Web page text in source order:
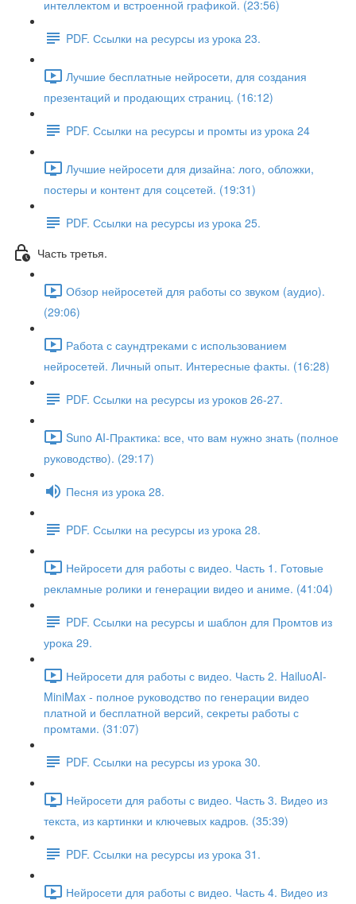
интеллектом и встроенной графикой. (23:56)
PDF. Ссылки на ресурсы из урока 23.
Лучшие бесплатные нейросети, для создания
презентаций и продающих страниц. (16:12)
PDF. Ссылки на ресурсы и промты из урока 24
Лучшие нейросети для дизайна: лого, обложки,
постеры и контент для соцсетей. (19:31)
PDF. Ссылки на ресурсы из урока 25.
Часть третья.
Обзор нейросетей для работы со звуком (аудио).
(29:06)
Работа с саундтреками с использованием
нейросетей. Личный опыт. Интересные факты. (16:28)
PDF. Ссылки на ресурсы из уроков 26-27.
Suno AI-Практика: все, что вам нужно знать (полное
руководство). (29:17)
Песня из урока 28.
PDF. Ссылки на ресурсы из урока 28.
Нейросети для работы с видео. Часть 1. Готовые
рекламные ролики и генерации видео и аниме. (41:04)
PDF. Ссылки на ресурсы и шаблон для Промтов из
урока 29.
Нейросети для работы с видео. Часть 2. HailuoAI-
MiniMax - полное руководство по генерации видео
платной и бесплатной версий, секреты работы с
промтами. (31:07)
PDF. Ссылки на ресурсы из урока 30.
Нейросети для работы с видео. Часть 3. Видео из
текста, из картинки и ключевых кадров. (35:39)
PDF. Ссылки на ресурсы из урока 31.
Нейросети для работы с видео. Часть 4. Видео из